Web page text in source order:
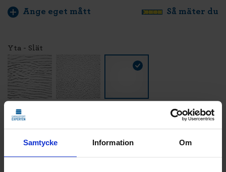
Samtycke Information Om
Ange eget mått Så mäter du
Yta - Slät
Färg - Vit - RAL 9016